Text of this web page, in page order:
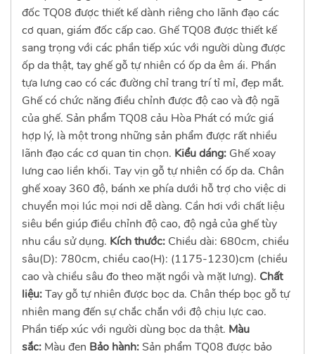
đốc TQ08 được thiết kế dành riêng cho lãnh đạo các
cơ quan, giám đốc cấp cao. Ghế TQ08 được thiết kế
sang trọng với các phần tiếp xúc với người dùng được
ốp da thật, tay ghế gỗ tự nhiên có ốp da êm ái. Phần
tựa lưng cao có các đường chỉ trang trí tỉ mỉ, đẹp mắt.
Ghế có chức năng điều chỉnh được độ cao và độ ngã
của ghế. Sản phẩm TQ08 cảu Hòa Phát có mức giá
hợp lý, là một trong những sản phẩm được rất nhiều
lãnh đạo các cơ quan tin chọn. Kiểu dáng: Ghế xoay
lưng cao liền khối. Tay vịn gỗ tự nhiên có ốp da. Chân
ghế xoay 360 độ, bánh xe phía dưới hỗ trợ cho việc di
chuyển mọi lúc mọi nơi dễ dàng. Cần hơi với chất liệu
siêu bền giúp điều chỉnh độ cao, độ ngả của ghế tùy
nhu cầu sử dụng. Kích thước: Chiều dài: 680cm, chiều
sâu(D): 780cm, chiều cao(H): (1175-1230)cm (chiều
cao và chiều sâu đo theo mặt ngồi và mặt lưng). Chất
liệu:Tay gỗ tự nhiên được bọc da. Chân thép bọc gỗ tự
nhiên mang đến sự chắc chắn với độ chịu lực cao.
Phần tiếp xúc với người dùng bọc da thật. Màu
sắc: Màu đen Bảo hành:Sản phẩm TQ08 được bảo